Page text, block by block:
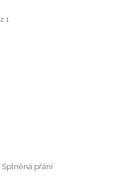
z 1
Splněná přání